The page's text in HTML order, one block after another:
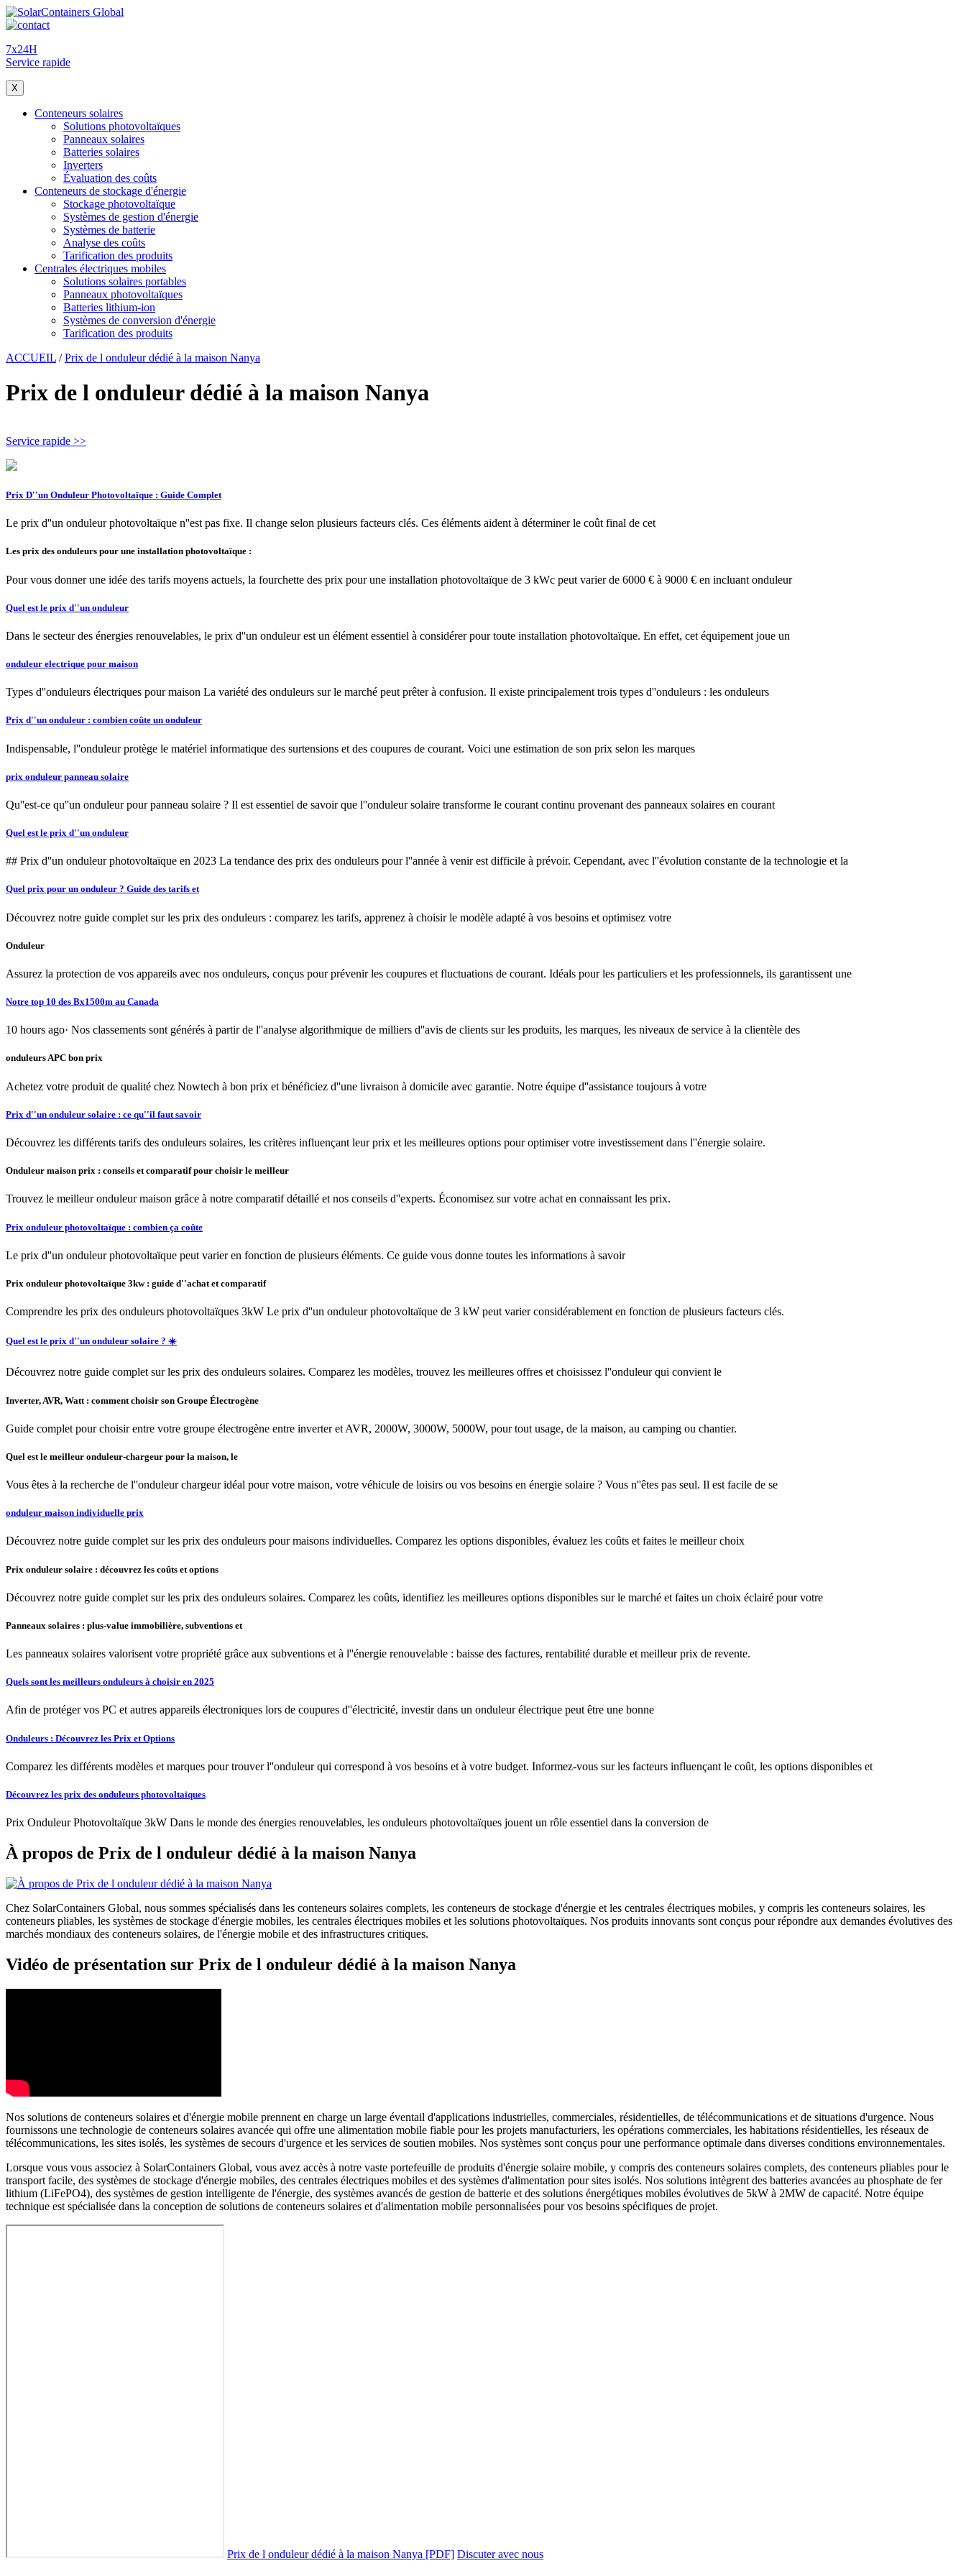
7x24H
Service rapide
X
Conteneurs solaires
Solutions photovoltaïques
Panneaux solaires
Batteries solaires
Inverters
Évaluation des coûts
Conteneurs de stockage d'énergie
Stockage photovoltaïque
Systèmes de gestion d'énergie
Systèmes de batterie
Analyse des coûts
Tarification des produits
Centrales électriques mobiles
Solutions solaires portables
Panneaux photovoltaïques
Batteries lithium-ion
Systèmes de conversion d'énergie
Tarification des produits
ACCUEIL /Prix de l onduleur dédié à la maison Nanya
Prix de l onduleur dédié à la maison Nanya
Service rapide >>
Prix D''un Onduleur Photovoltaïque : Guide Complet
Le prix d''un onduleur photovoltaïque n''est pas fixe. Il change selon plusieurs facteurs clés. Ces éléments aident à déterminer le coût final de cet
Les prix des onduleurs pour une installation photovoltaïque :
Pour vous donner une idée des tarifs moyens actuels, la fourchette des prix pour une installation photovoltaïque de 3 kWc peut varier de 6000 € à 9000 € en incluant onduleur
Quel est le prix d''un onduleur
Dans le secteur des énergies renouvelables, le prix d''un onduleur est un élément essentiel à considérer pour toute installation photovoltaïque. En effet, cet équipement joue un
onduleur electrique pour maison
Types d''onduleurs électriques pour maison La variété des onduleurs sur le marché peut prêter à confusion. Il existe principalement trois types d''onduleurs : les onduleurs
Prix d''un onduleur : combien coûte un onduleur
Indispensable, l''onduleur protège le matériel informatique des surtensions et des coupures de courant. Voici une estimation de son prix selon les marques
prix onduleur panneau solaire
Qu''est-ce qu''un onduleur pour panneau solaire ? Il est essentiel de savoir que l''onduleur solaire transforme le courant continu provenant des panneaux solaires en courant
Quel est le prix d''un onduleur
## Prix d''un onduleur photovoltaïque en 2023 La tendance des prix des onduleurs pour l''année à venir est difficile à prévoir. Cependant, avec l''évolution constante de la technologie et la
Quel prix pour un onduleur ? Guide des tarifs et
Découvrez notre guide complet sur les prix des onduleurs : comparez les tarifs, apprenez à choisir le modèle adapté à vos besoins et optimisez votre
Onduleur
Assurez la protection de vos appareils avec nos onduleurs, conçus pour prévenir les coupures et fluctuations de courant. Idéals pour les particuliers et les professionnels, ils garantissent une
Notre top 10 des Bx1500m au Canada
10 hours ago· Nos classements sont générés à partir de l''analyse algorithmique de milliers d''avis de clients sur les produits, les marques, les niveaux de service à la clientèle des
onduleurs APC bon prix
Achetez votre produit de qualité chez Nowtech à bon prix et bénéficiez d''une livraison à domicile avec garantie. Notre équipe d''assistance toujours à votre
Prix d''un onduleur solaire : ce qu''il faut savoir
Découvrez les différents tarifs des onduleurs solaires, les critères influençant leur prix et les meilleures options pour optimiser votre investissement dans l''énergie solaire.
Onduleur maison prix : conseils et comparatif pour choisir le meilleur
Trouvez le meilleur onduleur maison grâce à notre comparatif détaillé et nos conseils d''experts. Économisez sur votre achat en connaissant les prix.
Prix onduleur photovoltaïque : combien ça coûte
Le prix d''un onduleur photovoltaïque peut varier en fonction de plusieurs éléments. Ce guide vous donne toutes les informations à savoir
Prix onduleur photovoltaïque 3kw : guide d''achat et comparatif
Comprendre les prix des onduleurs photovoltaïques 3kW Le prix d''un onduleur photovoltaïque de 3 kW peut varier considérablement en fonction de plusieurs facteurs clés.
Quel est le prix d''un onduleur solaire ? ☀️
Découvrez notre guide complet sur les prix des onduleurs solaires. Comparez les modèles, trouvez les meilleures offres et choisissez l''onduleur qui convient le
Inverter, AVR, Watt : comment choisir son Groupe Électrogène
Guide complet pour choisir entre votre groupe électrogène entre inverter et AVR, 2000W, 3000W, 5000W, pour tout usage, de la maison, au camping ou chantier.
Quel est le meilleur onduleur-chargeur pour la maison, le
Vous êtes à la recherche de l''onduleur chargeur idéal pour votre maison, votre véhicule de loisirs ou vos besoins en énergie solaire ? Vous n''êtes pas seul. Il est facile de se
onduleur maison individuelle prix
Découvrez notre guide complet sur les prix des onduleurs pour maisons individuelles. Comparez les options disponibles, évaluez les coûts et faites le meilleur choix
Prix onduleur solaire : découvrez les coûts et options
Découvrez notre guide complet sur les prix des onduleurs solaires. Comparez les coûts, identifiez les meilleures options disponibles sur le marché et faites un choix éclairé pour votre
Panneaux solaires : plus-value immobilière, subventions et
Les panneaux solaires valorisent votre propriété grâce aux subventions et à l''énergie renouvelable : baisse des factures, rentabilité durable et meilleur prix de revente.
Quels sont les meilleurs onduleurs à choisir en 2025
Afin de protéger vos PC et autres appareils électroniques lors de coupures d''électricité, investir dans un onduleur électrique peut être une bonne
Onduleurs : Découvrez les Prix et Options
Comparez les différents modèles et marques pour trouver l''onduleur qui correspond à vos besoins et à votre budget. Informez-vous sur les facteurs influençant le coût, les options disponibles et
Découvrez les prix des onduleurs photovoltaïques
Prix Onduleur Photovoltaïque 3kW Dans le monde des énergies renouvelables, les onduleurs photovoltaïques jouent un rôle essentiel dans la conversion de
À propos de Prix de l onduleur dédié à la maison Nanya
Chez SolarContainers Global, nous sommes spécialisés dans les conteneurs solaires complets, les conteneurs de stockage d'énergie et les centrales électriques mobiles, y compris les conteneurs solaires, les
conteneurs pliables, les systèmes de stockage d'énergie mobiles, les centrales électriques mobiles et les solutions photovoltaïques. Nos produits innovants sont conçus pour répondre aux demandes évolutives des
marchés mondiaux des conteneurs solaires, de l'énergie mobile et des infrastructures critiques.
Vidéo de présentation sur Prix de l onduleur dédié à la maison Nanya
Nos solutions de conteneurs solaires et d'énergie mobile prennent en charge un large éventail d'applications industrielles, commerciales, résidentielles, de télécommunications et de situations d'urgence. Nous
fournissons une technologie de conteneurs solaires avancée qui offre une alimentation mobile fiable pour les projets manufacturiers, les opérations commerciales, les habitations résidentielles, les réseaux de
télécommunications, les sites isolés, les systèmes de secours d'urgence et les services de soutien mobiles. Nos systèmes sont conçus pour une performance optimale dans diverses conditions environnementales.
Lorsque vous vous associez à SolarContainers Global, vous avez accès à notre vaste portefeuille de produits d'énergie solaire mobile, y compris des conteneurs solaires complets, des conteneurs pliables pour le
transport facile, des systèmes de stockage d'énergie mobiles, des centrales électriques mobiles et des systèmes d'alimentation pour sites isolés. Nos solutions intègrent des batteries avancées au phosphate de fer
lithium (LiFePO4), des systèmes de gestion intelligente de l'énergie, des systèmes avancés de gestion de batterie et des solutions énergétiques mobiles évolutives de 5kW à 2MW de capacité. Notre équipe
technique est spécialisée dans la conception de solutions de conteneurs solaires et d'alimentation mobile personnalisées pour vos besoins spécifiques de projet.
Prix de l onduleur dédié à la maison Nanya [PDF] Discuter avec nous